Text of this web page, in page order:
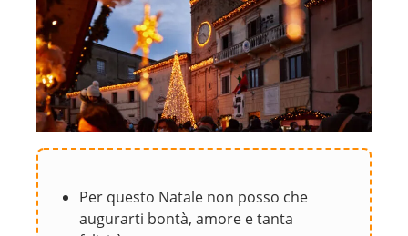
Per questo Natale non posso che
augurarti bontà, amore e tanta